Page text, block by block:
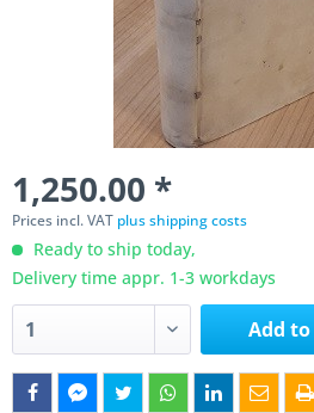
1,250.00 *
Prices incl. VAT plus shipping costs
Ready to ship today,
Delivery time appr. 1-3 workdays
Add to